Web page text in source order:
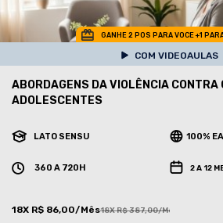
GANHE 2 POS PARA VOCE +1
COM VIDEOAULAS
ABORDAGENS DA VIOLÊNCIA CONTRA
ADOLESCENTES
LATO SENSU 100%
360 A 720H 2 A 12
18X R$ 86,00/Mês18X R$ 387,00/Mês